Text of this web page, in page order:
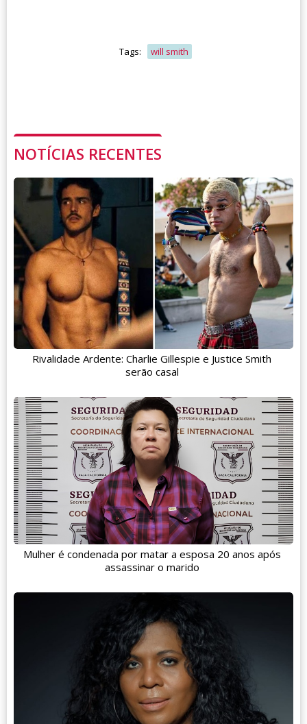
Tags: will smith
NOTÍCIAS RECENTES
Rivalidade Ardente: Charlie Gillespie e Justice Smith
serão casal
Mulher é condenada por matar a esposa 20 anos após
assassinar o marido